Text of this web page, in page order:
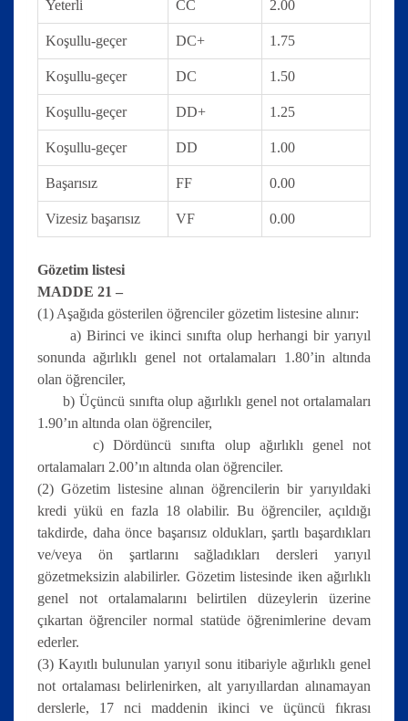
Yeterli CC 2.00
Koşullu-geçer DC+ 1.75
Koşullu-geçer DC 1.50
Koşullu-geçer DD+ 1.25
Koşullu-geçer DD 1.00
Başarısız FF 0.00
Vizesiz başarısız VF 0.00
Gözetim listesi
MADDE 21 –
(1) Aşağıda gösterilen öğrenciler gözetim listesine alınır:
a) Birinci ve ikinci sınıfta olup herhangi bir yarıyıl
sonunda ağırlıklı genel not ortalamaları 1.80’in altında
olan öğrenciler,
b) Üçüncü sınıfta olup ağırlıklı genel not ortalamaları
1.90’ın altında olan öğrenciler,
c) Dördüncü sınıfta olup ağırlıklı genel not
ortalamaları 2.00’ın altında olan öğrenciler.
(2) Gözetim listesine alınan öğrencilerin bir yarıyıldaki
kredi yükü en fazla 18 olabilir. Bu öğrenciler, açıldığı
takdirde, daha önce başarısız oldukları, şartlı başardıkları
ve/veya ön şartlarını sağladıkları dersleri yarıyıl
gözetmeksizin alabilirler. Gözetim listesinde iken ağırlıklı
genel not ortalamalarını belirtilen düzeylerin üzerine
çıkartan öğrenciler normal statüde öğrenimlerine devam
ederler.
(3) Kayıtlı bulunulan yarıyıl sonu itibariyle ağırlıklı genel
not ortalaması belirlenirken, alt yarıyıllardan alınamayan
derslerle, 17 nci maddenin ikinci ve üçüncü fıkrası